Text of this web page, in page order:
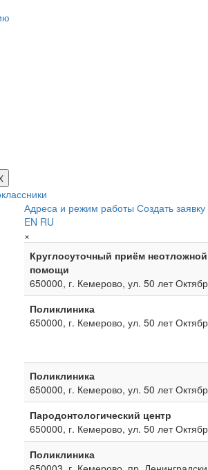
Адреса и режим работы Создать
EN RU
×
Круглосуточный приём
помощи
650000, г. Кемерово, ул. 50 лет
Поликлиника
650000, г. Кемерово, ул. 50 лет
Поликлиника
650000, г. Кемерово, ул. 50 лет
Пародонтологический центр
650000, г. Кемерово, ул. 50 лет
Поликлиника